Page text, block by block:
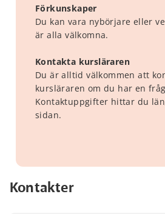
Förkunskaper
Du kan vara nybörjare eller
är alla välkomna.
Kontakta kursläraren
Du är alltid välkommen att
kursläraren om du har en
Kontaktuppgifter hittar du
sidan.
Kontakter